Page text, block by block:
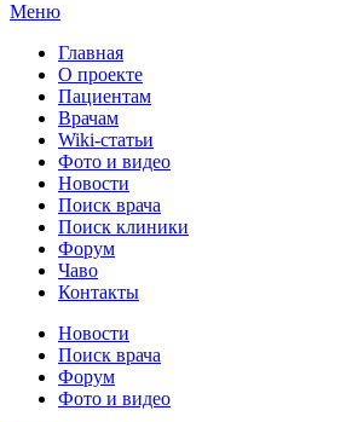
Меню
Главная
О проекте
Пациентам
Врачам
Wiki-статьи
Фото и видео
Новости
Поиск врача
Поиск клиники
Форум
Чаво
Контакты
Новости
Поиск врача
Форум
Фото и видео